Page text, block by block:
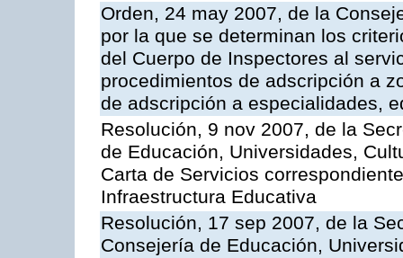
Orden, 24 may 2007, de la
por la que se determinan los
del Cuerpo de Inspectores al
procedimientos de adscripción a
de adscripción a especialidades,
Resolución, 9 nov 2007, de la
de Educación, Universidades,
Carta de Servicios
Infraestructura Educativa
Resolución, 17 sep 2007, de la
Consejería de Educación,